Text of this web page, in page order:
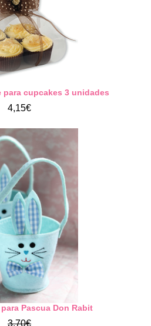
para cupcakes 3 unidades
4,15€
Pascua Don Rabit
3,70€